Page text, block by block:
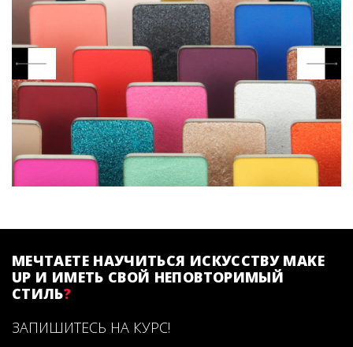
МЕЧТАЕТЕ НАУЧИТЬСЯ ИСКУССТВУ MAKE
UP И ИМЕТЬ СВОЙ НЕПОВТОРИМЫЙ
СТИЛЬ?
ЗАПИШИТЕСЬ НА КУРС!